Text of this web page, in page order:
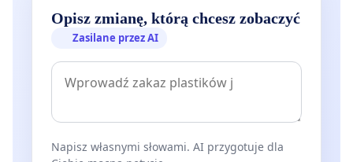
Opisz zmianę, którą chcesz zobaczyć
Zasilane przez AI
Napisz własnymi słowami. AI przygotuje dla